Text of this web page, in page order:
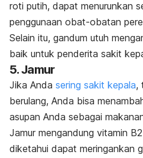
roti putih, dapat menurunkan
penggunaan obat-obatan
Selain itu, gandum utuh
baik untuk penderita sakit
5. Jamur
Jika Anda sering sakit kepala,
berulang, Anda bisa
asupan Anda sebagai
Jamur mengandung vitamin
diketahui dapat meringankan